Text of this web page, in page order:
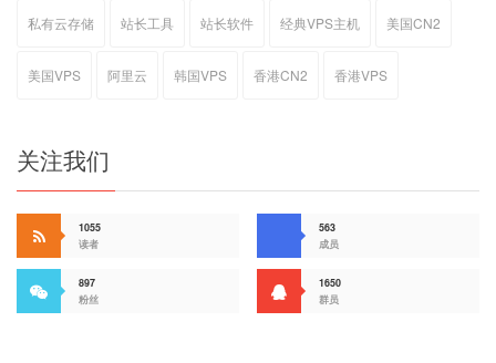
私有云存储 站长工具 站长软件 经典VPS主机 美国CN2
美国VPS 阿里云 韩国VPS 香港CN2 香港VPS
关注我们
1055
读者
563
成员
897
粉丝
1650
群员